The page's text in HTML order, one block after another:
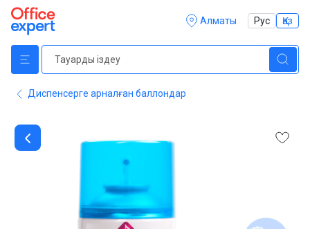
Алматы Рус Қаз
Диспенсерге арналған баллондар